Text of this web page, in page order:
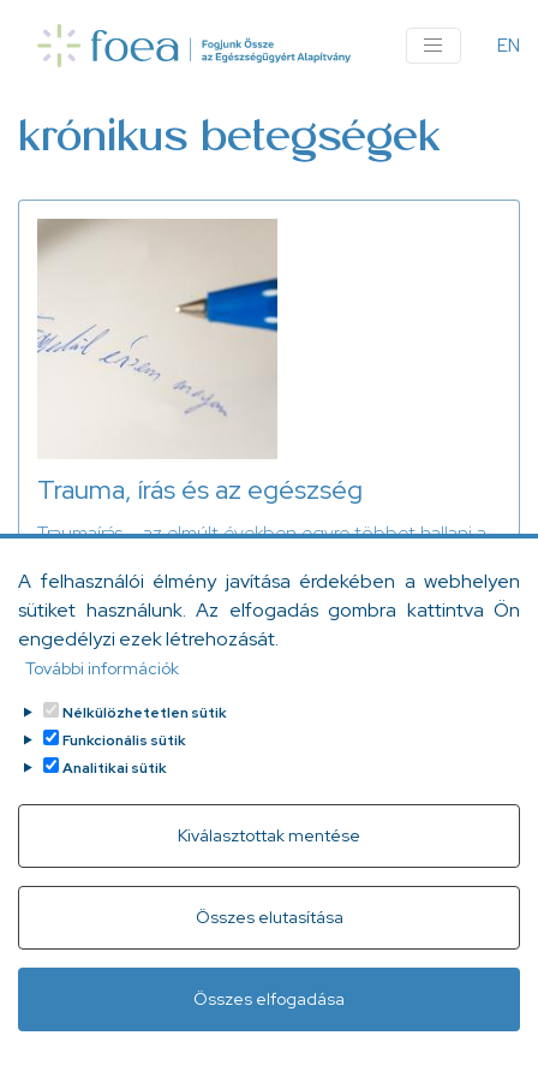
A felhasználói élmény javítása érdekében a webhelyen
sütiket használunk. Az elfogadás gombra kattintva Ön
engedélyzi ezek létrehozását.
További információk
Nélkülözhetetlen sütik
Funkcionális sütik
Analitikai sütik
Kiválasztottak mentése
Összes elutasítása
Withdraw consent
Összes elfogadása
tartalomra
EN
krónikus betegségek
Trauma, írás és az egészség
Traumaírás – az elmúlt években egyre többet hallani a
vizsgálják, milyen jótékony hatással van a traumák
„kiírása” az egyén egészségi állapotára.
Bödő Anita
Gyorslinkek
Adatvédelem Kapcsolat
+ 36 1 296 2556(normál díjas, 8:00-20:00 között
hívható)